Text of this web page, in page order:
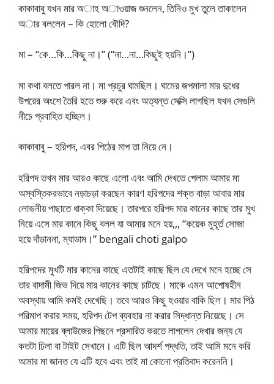
কাকাবাবু যখন মার অাহ অাওয়াজ শুনলেন, তিনিও মুখ তুলে তাকালেন
অার বললেন – কি হোলো বৌদি?
মা – “কে…কি…কিছু না।” (“না…না…কিছুই হয়নি।”)
মা কথা বলতে পারল না। মা প্রচুর ঘামছিল। ঘামের জপমালা মার দুধের
উপরের অংশে তৈরি হতে শুরু করে এবং অত্যন্ত সেক্সি লাগছিল যখন সেগুলি
নীচে প্রবাহিত হচ্ছিল।
কাকাবাবু – হরিপদ, এবর পিঠের মাপ তা নিয়ে নে।
হরিপদ তখন মার আরও কাছে এলো এবং আমি দেখতে পেলাম আমার মা
অস্বস্তিকরভাবে নড়াচড়া করছেন কারণ হরিপদের শক্ত বাড়া আবার মার
লোভনীয় পাছাতে ধাক্কা দিয়েছে। তারপরে হরিপদ মার কানের কাছে তার মুখ
নিয়ে এসে মার কানে কিছু বলল যা আমার মনে হয়,,, “কয়েক মুহূর্ত সোজা
হয়ে দাঁড়াননা, ম্যাডাম।” bengali choti galpo
হরিপদের মুখটি মার কানের কাছে এতটাই কাছে ছিল যে দেখে মনে হচ্ছে সে
তার বাদামী জিভ দিয়ে মার কানের কাছে চাটছে। মাকে এমন আপোষহীন
অবস্থায় আমি কমই দেখেছি। তবে আরও কিছু হওয়ার বাকি ছিল। মার পিঠ
পরিমাপ করার সময়, হরিপদ টেপ ব্যবহার না করার সিদ্ধান্ত নিয়েছে। সে
আমার মায়ের ব্লাউজের পিছনে প্রসারিত করতে লাগলেন দেখার জন্য যে
কতটা ঢিলা বা টাইট সেখানে। এটি ছিল আদর্শ পদ্ধতি, তাই আমি মনে করি
আমার মা জানত যে এটি হবে এবং তাই মা কোনো প্রতিবাদ করেননি।